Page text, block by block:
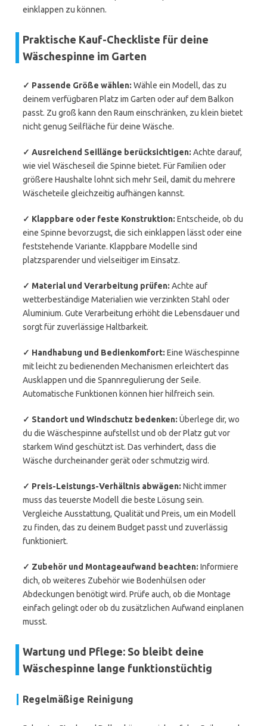
einklappen zu können.
Praktische Kauf-Checkliste für deine
Wäschespinne im Garten
✓ Passende Größe wählen: Wähle ein Modell, das zu
deinem verfügbaren Platz im Garten oder auf dem Balkon
passt. Zu groß kann den Raum einschränken, zu klein bietet
nicht genug Seilfläche für deine Wäsche.
✓ Ausreichend Seillänge berücksichtigen: Achte darauf,
wie viel Wäscheseil die Spinne bietet. Für Familien oder
größere Haushalte lohnt sich mehr Seil, damit du mehrere
Wäscheteile gleichzeitig aufhängen kannst.
✓ Klappbare oder feste Konstruktion: Entscheide, ob du
eine Spinne bevorzugst, die sich einklappen lässt oder eine
feststehende Variante. Klappbare Modelle sind
platzsparender und vielseitiger im Einsatz.
✓ Material und Verarbeitung prüfen: Achte auf
wetterbeständige Materialien wie verzinkten Stahl oder
Aluminium. Gute Verarbeitung erhöht die Lebensdauer und
sorgt für zuverlässige Haltbarkeit.
✓ Handhabung und Bedienkomfort: Eine Wäschespinne
mit leicht zu bedienenden Mechanismen erleichtert das
Ausklappen und die Spannregulierung der Seile.
Automatische Funktionen können hier hilfreich sein.
✓ Standort und Windschutz bedenken: Überlege dir, wo
du die Wäschespinne aufstellst und ob der Platz gut vor
starkem Wind geschützt ist. Das verhindert, dass die
Wäsche durcheinander gerät oder schmutzig wird.
✓ Preis-Leistungs-Verhältnis abwägen: Nicht immer
muss das teuerste Modell die beste Lösung sein.
Vergleiche Ausstattung, Qualität und Preis, um ein Modell
zu finden, das zu deinem Budget passt und zuverlässig
funktioniert.
✓ Zubehör und Montageaufwand beachten: Informiere
dich, ob weiteres Zubehör wie Bodenhülsen oder
Abdeckungen benötigt wird. Prüfe auch, ob die Montage
einfach gelingt oder ob du zusätzlichen Aufwand einplanen
musst.
Wartung und Pflege: So bleibt deine
Wäschespinne lange funktionstüchtig
Regelmäßige Reinigung